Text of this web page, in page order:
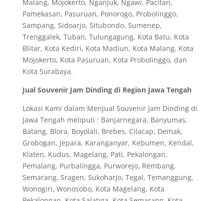
Malang, Mojokerto, Nganjuk, Ngawi, Pacitan,
Pamekasan, Pasuruan, Ponorogo, Probolinggo,
Sampang, Sidoarjo, Situbondo, Sumenep,
Trenggalek, Tuban, Tulungagung, Kota Batu, Kota
Blitar, Kota Kediri, Kota Madiun, Kota Malang, Kota
Mojokerto, Kota Pasuruan, Kota Probolinggo, dan
Kota Surabaya.
Jual Souvenir Jam Dinding di Region Jawa Tengah
Lokasi Kami dalam Menjual Souvenir Jam Dinding di
Jawa Tengah meliputi : Banjarnegara, Banyumas,
Batang, Blora, Boyolali, Brebes, Cilacap, Demak,
Grobogan, Jepara, Karanganyar, Kebumen, Kendal,
Klaten, Kudus, Magelang, Pati, Pekalongan,
Pemalang, Purbalingga, Purworejo, Rembang,
Semarang, Sragen, Sukoharjo, Tegal, Temanggung,
Wonogiri, Wonosobo, Kota Magelang, Kota